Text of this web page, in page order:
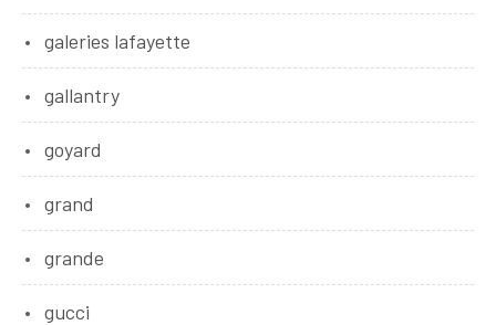
galeries lafayette
gallantry
goyard
grand
grande
gucci